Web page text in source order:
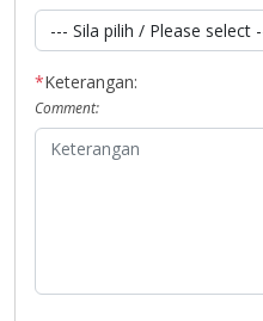
*Keterangan:
Comment: